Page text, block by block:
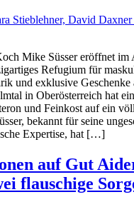
Mike Süsser eröffnet im
Refugium für
und exklusive Geschenke
in Oberösterreich hat
und Feinkost auf ein
bekannt für seine
Expertise, hat […]
auf Gut
flauschige